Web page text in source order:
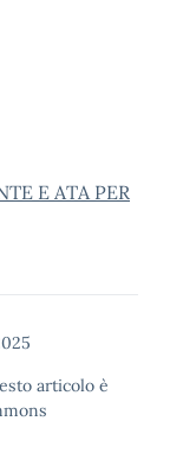
E ATA PER
articolo è